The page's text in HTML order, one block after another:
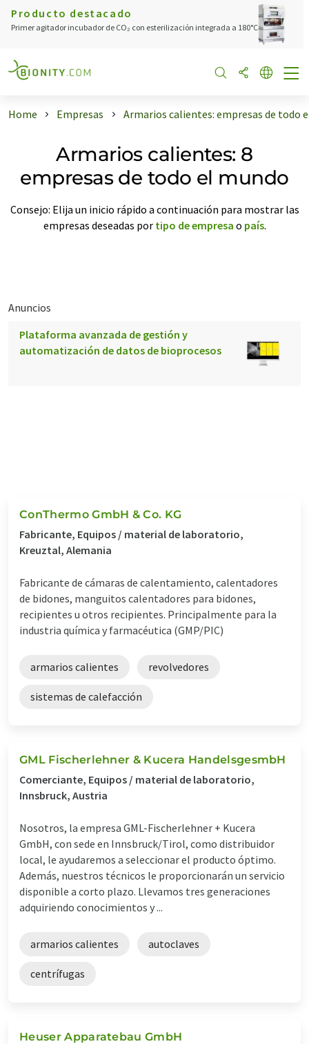
Producto destacado
Primer agitador incubador de CO₂ con esterilización integrada a 180°C
Home Empresas Armarios calientes: empresas de todo
Armarios calientes: 8
empresas de todo el mundo
Consejo: Elija un inicio rápido a continuación para mostrar las
empresas deseadas por tipo de empresa o país.
Anuncios
Plataforma avanzada de gestión y
automatización de datos de bioprocesos
ConThermo GmbH & Co. KG
Fabricante, Equipos / material de laboratorio,
Kreuztal, Alemania
Fabricante de cámaras de calentamiento, calentadores
de bidones, manguitos calentadores para bidones,
recipientes u otros recipientes. Principalmente para la
industria química y farmacéutica (GMP/PIC)
armarios calientes revolvedores
sistemas de calefacción
GML Fischerlehner & Kucera HandelsgesmbH
Comerciante, Equipos / material de laboratorio,
Innsbruck, Austria
Nosotros, la empresa GML-Fischerlehner + Kucera
GmbH, con sede en Innsbruck/Tirol, como distribuidor
local, le ayudaremos a seleccionar el producto óptimo.
Además, nuestros técnicos le proporcionarán un servicio
disponible a corto plazo. Llevamos tres generaciones
adquiriendo conocimientos y ...
armarios calientes autoclaves
centrífugas
Heuser Apparatebau GmbH